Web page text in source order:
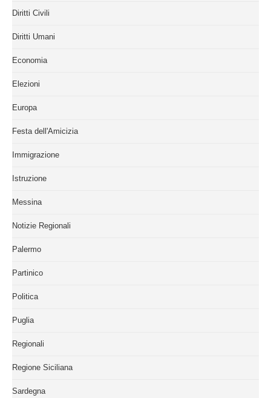
Diritti Civili
Diritti Umani
Economia
Elezioni
Europa
Festa dell'Amicizia
Immigrazione
Istruzione
Messina
Notizie Regionali
Palermo
Partinico
Politica
Puglia
Regionali
Regione Siciliana
Sardegna